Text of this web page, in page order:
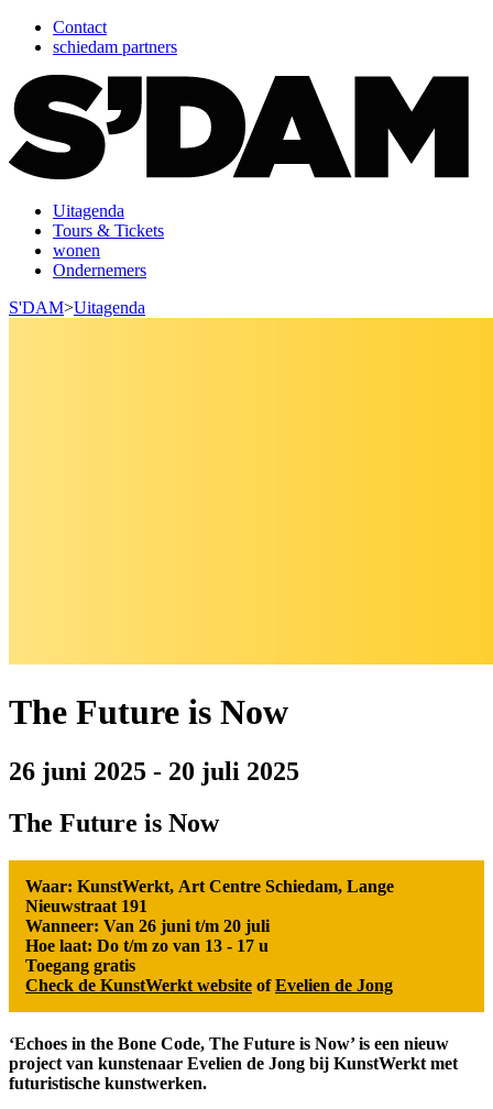
Contact
schiedam partners
Uitagenda
Tours & Tickets
wonen
Ondernemers
S'DAM>Uitagenda
The Future is Now
26 juni 2025 - 20 juli 2025
The Future is Now
Waar: KunstWerkt, Art Centre Schiedam, Lange
Nieuwstraat 191
Wanneer: Van 26 juni t/m 20 juli
Hoe laat: Do t/m zo van 13 - 17 u
Toegang gratis
Check de KunstWerkt website ofEvelien de Jong
‘Echoes in the Bone Code, The Future is Now’ is een nieuw
project van kunstenaar Evelien de Jong bij KunstWerkt met
futuristische kunstwerken.